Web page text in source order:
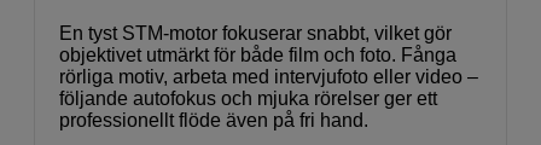
En tyst STM-motor fokuserar snabbt, vilket gör
objektivet utmärkt för både film och foto. Fånga
rörliga motiv, arbeta med intervjufoto eller video –
följande autofokus och mjuka rörelser ger ett
professionellt flöde även på fri hand.